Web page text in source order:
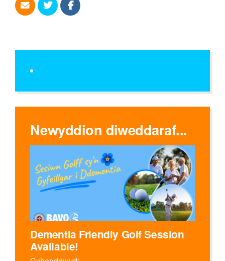
Newyddion diweddaraf...
Dementia Friendly Golf Session
Available!